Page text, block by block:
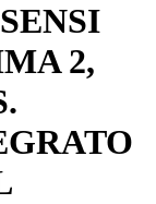
2,